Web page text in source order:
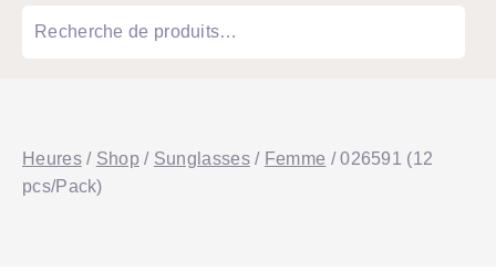
Heures / Shop / Sunglasses / Femme / 026591 (12
pcs/Pack)